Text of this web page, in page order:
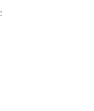
: